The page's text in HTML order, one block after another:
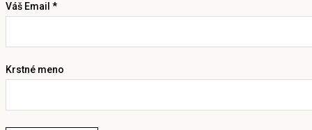
Váš Email *
Krstné meno